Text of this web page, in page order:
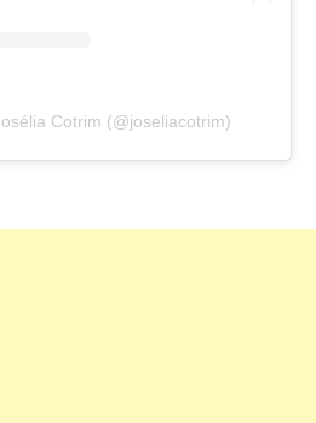
Cotrim (@joseliacotrim)